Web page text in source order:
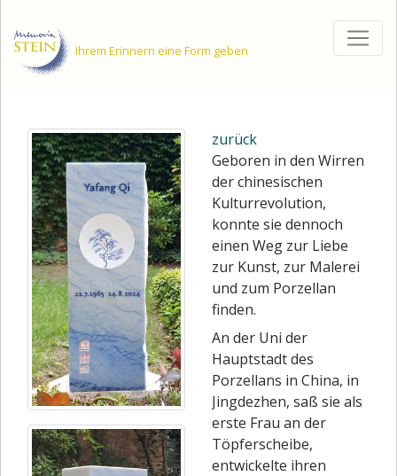
springen
Ihrem Erinnern eine Form geben
zurück
Geboren in den Wirren
der chinesischen
Kulturrevolution,
konnte sie dennoch
einen Weg zur Liebe
zur Kunst, zur Malerei
und zum Porzellan
finden.
An der Uni der
Hauptstadt des
Porzellans in China, in
Jingdezhen, saß sie als
erste Frau an der
Töpferscheibe,
entwickelte ihren